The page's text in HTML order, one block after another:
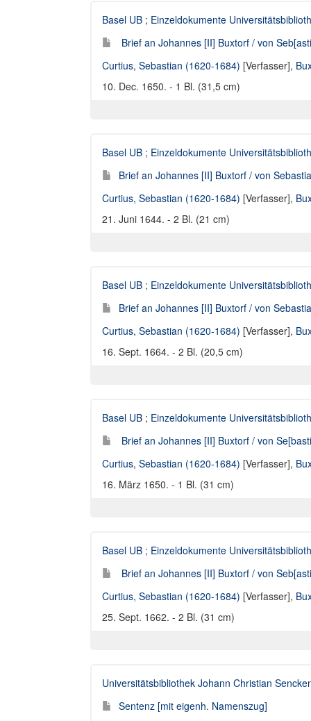
Basel UB ; Einzeldokumente
Brief an Johannes [II] Buxtorf / von
Curtius, Sebastian (1620-1684) [Verfasser],
10. Dec. 1650. - 1 Bl. (31,5 cm)
Basel UB ; Einzeldokumente
Brief an Johannes [II] Buxtorf / von
Curtius, Sebastian (1620-1684) [Verfasser],
21. Juni 1644. - 2 Bl. (21 cm)
Basel UB ; Einzeldokumente
Brief an Johannes [II] Buxtorf / von
Curtius, Sebastian (1620-1684) [Verfasser],
16. Sept. 1664. - 2 Bl. (20,5 cm)
Basel UB ; Einzeldokumente
Brief an Johannes [II] Buxtorf / von
Curtius, Sebastian (1620-1684) [Verfasser],
16. März 1650. - 1 Bl. (31 cm)
Basel UB ; Einzeldokumente
Brief an Johannes [II] Buxtorf / von
Curtius, Sebastian (1620-1684) [Verfasser],
25. Sept. 1662. - 2 Bl. (31 cm)
Universitätsbibliothek Johann Christian
Sentenz [mit eigenh. Namenszug]